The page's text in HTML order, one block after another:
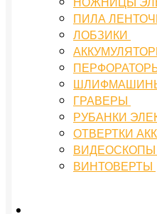
ПИЛА
ЛОБЗИКИ
ГРАВЕРЫ
РУБАНКИ
ОТВЕРТКИ
ВИДЕОСКОПЫ
ВИНТОВЕРТЫ